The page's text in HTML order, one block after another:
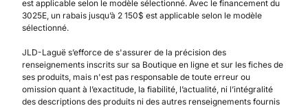
est applicable selon le modèle sélectionné. Avec le financement du
3025E, un rabais jusqu’à 2 150$ est applicable selon le modèle
sélectionné.
JLD-Laguë s’efforce de s'assurer de la précision des
renseignements inscrits sur sa Boutique en ligne et sur les fiches de
ses produits, mais n'est pas responsable de toute erreur ou
omission quant à l’exactitude, la fiabilité, l’actualité, ni l’intégralité
des descriptions des produits ni des autres renseignements fournis